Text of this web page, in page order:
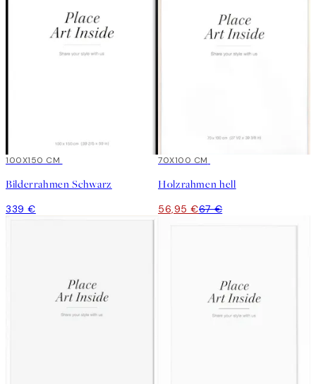
100X150 CM
Bilderrahmen Schwarz
339 €
15%*
70X100 CM
Holzrahmen hell
56,95 €67 €